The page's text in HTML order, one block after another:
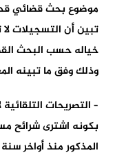
موضوع بحث قضائي
تبين أن التسجيلات
خياله حسب البحث
وذلك وفق ما تبينه
– التصريحات
بكونه اشترى شرائح